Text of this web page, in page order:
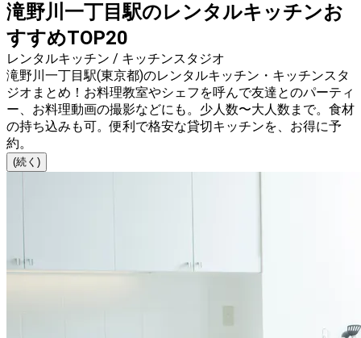
滝野川一丁目駅のレンタルキッチンお
すすめTOP20
レンタルキッチン / キッチンスタジオ
滝野川一丁目駅(東京都)のレンタルキッチン・キッチンスタ
ジオまとめ！お料理教室やシェフを呼んで友達とのパーティ
ー、お料理動画の撮影などにも。少人数〜大人数まで。食材
の持ち込みも可。便利で格安な貸切キッチンを、お得に予
約。
(続く)